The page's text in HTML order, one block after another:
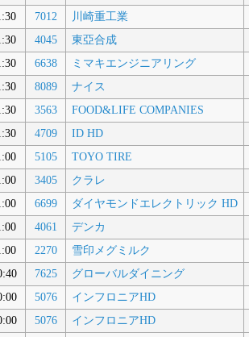
7012 川崎重工業
4045 東亞合成
6638 ミマキエンジニアリング
8089 ナイス
3563 FOOD&LIFE COMPANIES
4709 ID HD
5105 TOYO TIRE
3405 クラレ
6699 ダイヤモンドエレクトリック HD
4061 デンカ
2270 雪印メグミルク
7625 グローバルダイニング
5076 インフロニアHD
5076 インフロニアHD